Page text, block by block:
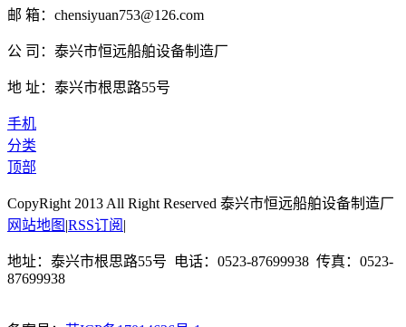
邮 箱：chensiyuan753@126.com
公 司：泰兴市恒远船舶设备制造厂
地 址：泰兴市根思路55号
手机
分类
顶部
CopyRight 2013 All Right Reserved 泰兴市恒远船舶设备制造厂
网站地图 |RSS订阅 |
地址：泰兴市根思路55号 电话：0523-87699938 传真：0523-
87699938